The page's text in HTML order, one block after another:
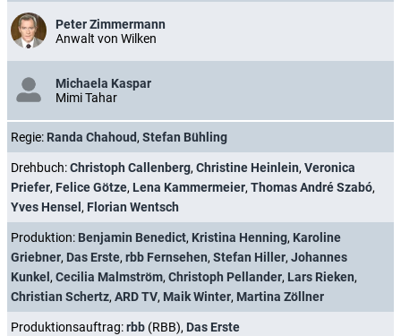
Peter Zimmermann
Anwalt von Wilken
Michaela Kaspar
Mimi Tahar
Regie: Randa Chahoud, Stefan Bühling
Drehbuch:Christoph Callenberg, Christine Heinlein, Veronica
Priefer, Felice Götze, Lena Kammermeier, Thomas André Szabó,
Yves Hensel, Florian Wentsch
Produktion: Benjamin Benedict, Kristina Henning, Karoline
Griebner, Das Erste, rbb Fernsehen, Stefan Hiller, Johannes
Kunkel, Cecilia Malmström, Christoph Pellander, Lars Rieken,
Christian Schertz, ARD TV, Maik Winter, Martina Zöllner
Produktionsauftrag:rbb (RBB), Das Erste